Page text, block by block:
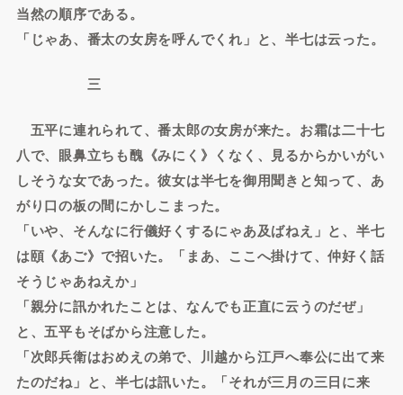
当然の順序である。
「じゃあ、番太の女房を呼んでくれ」と、半七は云った。
三
五平に連れられて、番太郎の女房が来た。お霜は二十七
八で、眼鼻立ちも醜《みにく》くなく、見るからかいがい
しそうな女であった。彼女は半七を御用聞きと知って、あ
がり口の板の間にかしこまった。
「いや、そんなに行儀好くするにゃあ及ばねえ」と、半七
は頤《あご》で招いた。「まあ、ここへ掛けて、仲好く話
そうじゃあねえか」
「親分に訊かれたことは、なんでも正直に云うのだぜ」
と、五平もそばから注意した。
「次郎兵衛はおめえの弟で、川越から江戸へ奉公に出て来
たのだね」と、半七は訊いた。「それが三月の三日に来